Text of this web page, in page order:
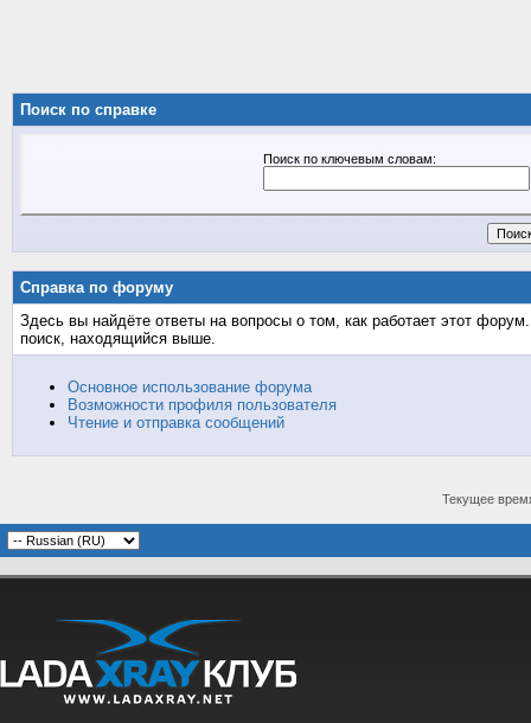
Поиск по справке
Поиск по ключевым словам:
Справка по форуму
Здесь вы найдёте ответы на вопросы о том, как работает этот
поиск, находящийся выше.
Основное использование форума
Возможности профиля пользователя
Чтение и отправка сообщений
Текущее